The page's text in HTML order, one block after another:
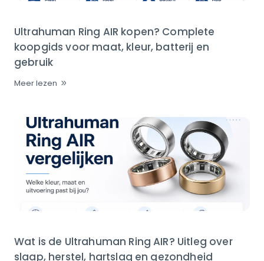
Ultrahuman Ring AIR kopen? Complete
koopgids voor maat, kleur, batterij en
gebruik
Meer lezen
Wat is de Ultrahuman Ring AIR? Uitleg over
slaap, herstel, hartslag en gezondheid